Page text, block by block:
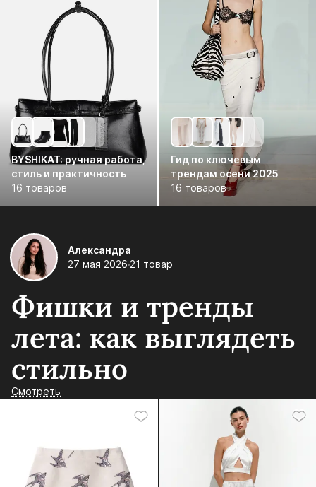
BYSHIKAT: ручная работа,
стиль и практичность
16 товаров
Гид по ключевым
трендам осени 2025
16 товаров
Александра
27 мая 2026 21 товар
Фишки и тренды
лета: как выглядеть
стильно
Смотреть